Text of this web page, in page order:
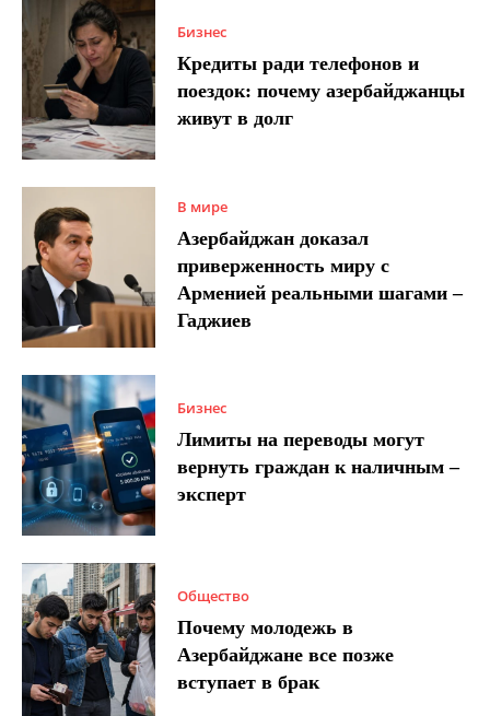
Бизнес
Кредиты ради телефонов и
поездок: почему азербайджанцы
живут в долг
В мире
Азербайджан доказал
приверженность миру с
Арменией реальными шагами –
Гаджиев
Бизнес
Лимиты на переводы могут
вернуть граждан к наличным –
эксперт
Общество
Почему молодежь в
Азербайджане все позже
вступает в брак